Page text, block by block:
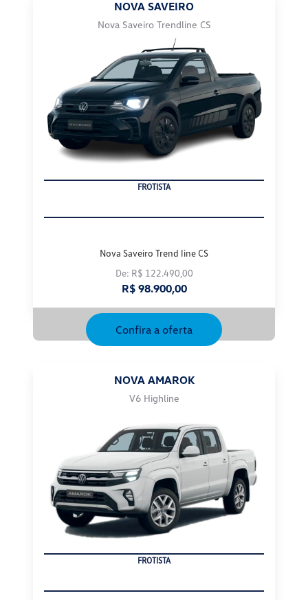
NOVA SAVEIRO
Nova Saveiro Trendline CS
FROTISTA
Nova Saveiro Trend line CS
De: R$ 122.490,00
R$ 98.900,00
Confira a oferta
NOVA AMAROK
V6 Highline
PRODUTOR RURAL